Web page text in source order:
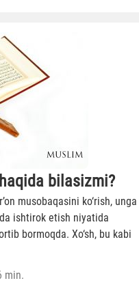
bilasizmi?
musobaqasini ko‘rish, unga
ishtirok etish niyatida
bormoqda. Xo‘sh, bu kabi
min.